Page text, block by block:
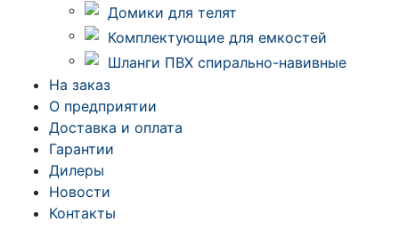
Домики для телят
Комплектующие для емкостей
Шланги ПВХ спирально-навивные
На заказ
О предприятии
Доставка и оплата
Гарантии
Дилеры
Новости
Контакты